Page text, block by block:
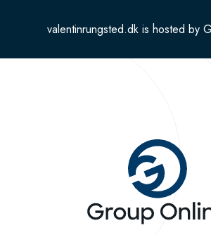
valentinrungsted.dk is hosted by